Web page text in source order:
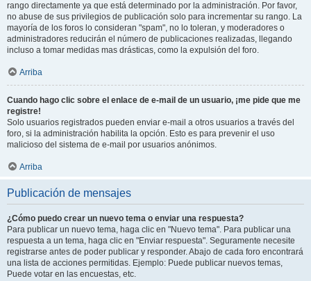
rango directamente ya que está determinado por la administración. Por favor,
no abuse de sus privilegios de publicación solo para incrementar su rango. La
mayoría de los foros lo consideran "spam", no lo toleran, y moderadores o
administradores reducirán el número de publicaciones realizadas, llegando
incluso a tomar medidas mas drásticas, como la expulsión del foro.
Arriba
Cuando hago clic sobre el enlace de e-mail de un usuario, ¡me pide que me
registre!
Solo usuarios registrados pueden enviar e-mail a otros usuarios a través del
foro, si la administración habilita la opción. Esto es para prevenir el uso
malicioso del sistema de e-mail por usuarios anónimos.
Arriba
Publicación de mensajes
¿Cómo puedo crear un nuevo tema o enviar una respuesta?
Para publicar un nuevo tema, haga clic en "Nuevo tema". Para publicar una
respuesta a un tema, haga clic en "Enviar respuesta". Seguramente necesite
registrarse antes de poder publicar y responder. Abajo de cada foro encontrará
una lista de acciones permitidas. Ejemplo: Puede publicar nuevos temas,
Puede votar en las encuestas, etc.